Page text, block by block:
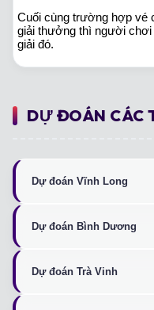
Cuối cùng trường hợp vé
giải thưởng thì người
giải đó.
DỰ ĐOÁN CÁC
Dự đoán Vĩnh Long
Dự đoán Bình Dương
Dự đoán Trà Vinh